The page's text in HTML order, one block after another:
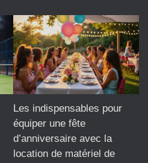
Les indispensables pour
équiper une fête
d’anniversaire avec la
location de matériel de